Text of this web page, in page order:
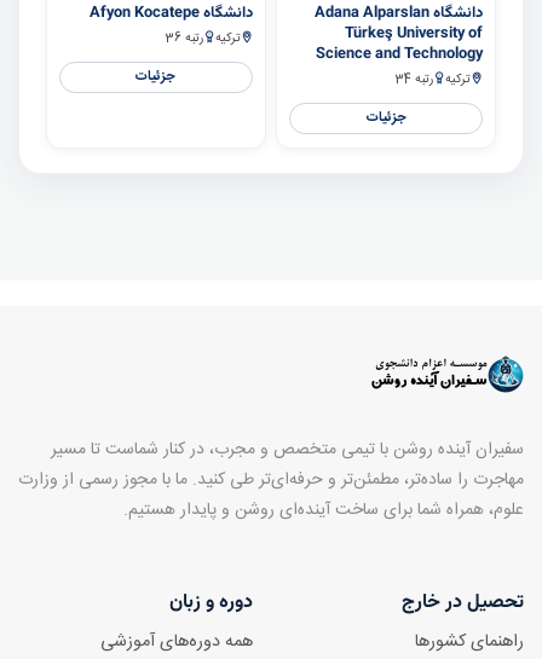
دانشگاه Adana Alparslan
Türkeş University of
Science and Technology
ترکیه رتبه 34
جزئیات
دانشگاه Afyon Kocatepe
ترکیه رتبه 36
جزئیات
سفیران آینده روشن با تیمی متخصص و مجرب، در کنار شماست تا مسیر
مهاجرت را ساده‌تر، مطمئن‌تر و حرفه‌ای‌تر طی کنید. ما با مجوز رسمی از وزارت
علوم، همراه شما برای ساخت آینده‌ای روشن و پایدار هستیم.
تحصیل در خارج
راهنمای کشورها
دوره و زبان
همه دوره‌های آموزشی